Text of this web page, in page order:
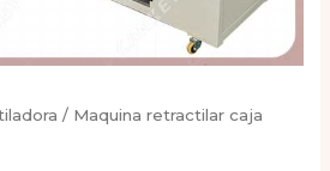
/ Maquina retractilar caja